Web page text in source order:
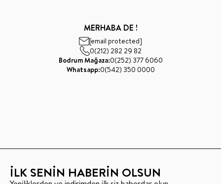
MERHABA DE !
[email protected]
0(212) 282 29 82
Bodrum Mağaza:0(252) 377 6060
Whatsapp:0(542) 350 0000
İLK SENİN HABERİN OLSUN